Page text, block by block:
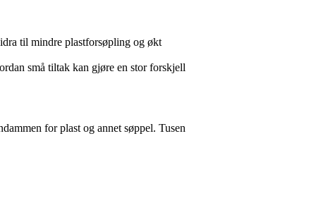
til mindre plastforsøpling og økt
små tiltak kan gjøre en stor forskjell
for plast og annet søppel. Tusen